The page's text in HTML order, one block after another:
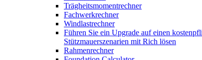
Trägheitsmomentrechner
Fachwerkrechner
Windlastrechner
Führen Sie ein Upgrade auf einen
Stützmauerszenarien mit Rich lösen
Rahmenrechner